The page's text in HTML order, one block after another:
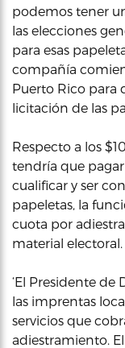
podemos tener
las elecciones
para esas
compañía
Puerto Rico para
licitación de las
Respecto a los
tendría que
cualificar y ser
papeletas, la
cuota por
material electoral.
‘El Presidente
las imprentas
servicios que
adiestramiento.